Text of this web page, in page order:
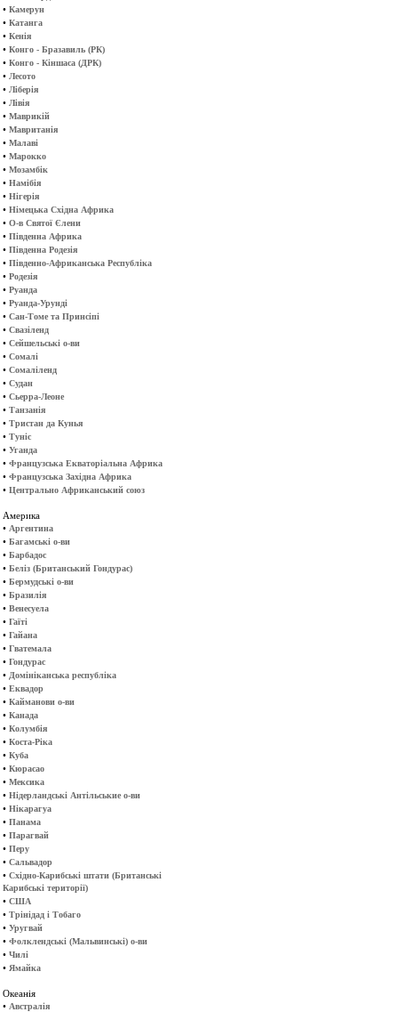
• Камерун
• Катанга
• Кенія
• Конго - Бразавиль (РК)
• Конго - Кіншаса (ДРК)
• Лесото
• Ліберія
• Лівія
• Маврикій
• Мавританія
• Малаві
• Марокко
• Мозамбік
• Намібія
• Нігерія
• Німецька Східна Африка
• О-в Святої Єлени
• Південна Африка
• Південна Родезія
• Південно-Африканська Республіка
• Родезія
• Руанда
• Руанда-Урунді
• Сан-Томе та Принсіпі
• Свазіленд
• Сейшельські о-ви
• Сомалі
• Сомаліленд
• Судан
• Сьерра-Леоне
• Танзанія
• Тристан да Кунья
• Туніс
• Уганда
• Французська Екваторіальна Африка
• Французська Західна Африка
• Центрально Африканський союз
Америка
• Аргентина
• Багамські о-ви
• Барбадос
• Беліз (Британський Гондурас)
• Бермудські о-ви
• Бразилія
• Венесуела
• Гаїті
• Гайана
• Гватемала
• Гондурас
• Домініканська республіка
• Еквадор
• Кайманови о-ви
• Канада
• Колумбія
• Коста-Ріка
• Куба
• Кюрасао
• Мексика
• Нідерландські Антільськие о-ви
• Нікарагуа
• Панама
• Парагвай
• Перу
• Сальвадор
• Східно-Карибські штати (Британські
Карибські території)
• США
• Трінідад і Тобаго
• Уругвай
• Фолклендські (Мальвинські) о-ви
• Чилі
• Ямайка
Океанія
• Австралія